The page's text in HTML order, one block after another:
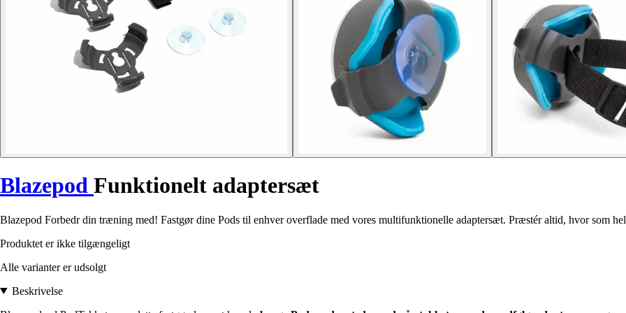
Blazepod Funktionelt adaptersæt
Blazepod Forbedr din træning med! Fastgør dine Pods til enhver overflade med vores multifunktionelle adaptersæt. Præstér altid, hvor som
Produktet er ikke tilgængeligt
Alle varianter er udsolgt
Beskrivelse